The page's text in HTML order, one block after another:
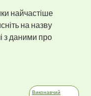
найчастіше
на назву
з даними про
Виконавчий